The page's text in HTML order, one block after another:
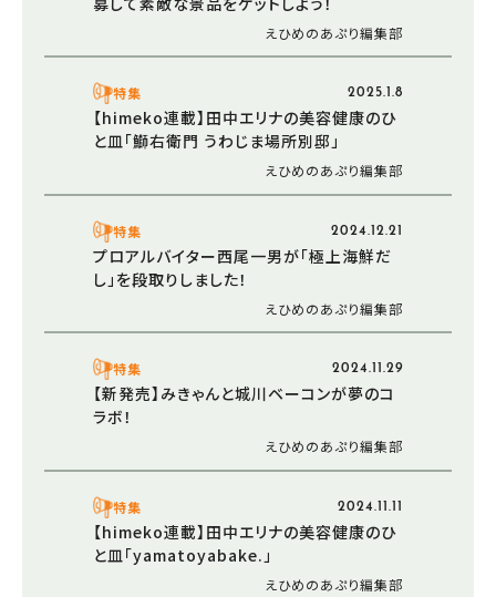
えひめのあぷり編集部
特集 2025.1.8
【himeko連載】田中エリナの美容健康のひ
と皿「鰤右衛門 うわじま場所別邸」
えひめのあぷり編集部
特集 2024.12.21
プロアルバイター西尾一男が「極上海鮮だ
し」を段取りしました！
えひめのあぷり編集部
特集 2024.11.29
【新発売】みきゃんと城川ベーコンが夢のコ
ラボ！
えひめのあぷり編集部
特集 2024.11.11
【himeko連載】田中エリナの美容健康のひ
と皿「yamatoyabake.」
えひめのあぷり編集部